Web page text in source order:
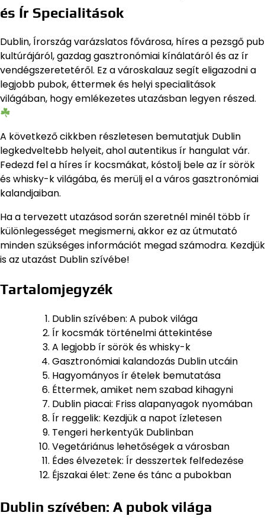
és Ír Specialitások
Dublin, Írország varázslatos fővárosa, híres a pezsgő pub
kultúrájáról, gazdag gasztronómiai kínálatáról és az ír
vendégszeretetéről. Ez a városkalauz segít eligazodni a
legjobb pubok, éttermek és helyi specialitások
világában, hogy emlékezetes utazásban legyen részed.
A következő cikkben részletesen bemutatjuk Dublin
legkedveltebb helyeit, ahol autentikus ír hangulat vár.
Fedezd fel a híres ír kocsmákat, kóstolj bele az ír sörök
és whisky-k világába, és merülj el a város gasztronómiai
kalandjaiban.
Ha a tervezett utazásod során szeretnél minél több ír
különlegességet megismerni, akkor ez az útmutató
minden szükséges információt megad számodra. Kezdjük
is az utazást Dublin szívébe!
Tartalomjegyzék
Dublin szívében: A pubok világa
Ír kocsmák történelmi áttekintése
A legjobb ír sörök és whisky-k
Gasztronómiai kalandozás Dublin utcáin
Hagyományos ír ételek bemutatása
Éttermek, amiket nem szabad kihagyni
Dublin piacai: Friss alapanyagok nyomában
Ír reggelik: Kezdjük a napot ízletesen
Tengeri herkentyűk Dublinban
Vegetáriánus lehetőségek a városban
Édes élvezetek: Ír desszertek felfedezése
Éjszakai élet: Zene és tánc a pubokban
Dublin szívében: A pubok világa